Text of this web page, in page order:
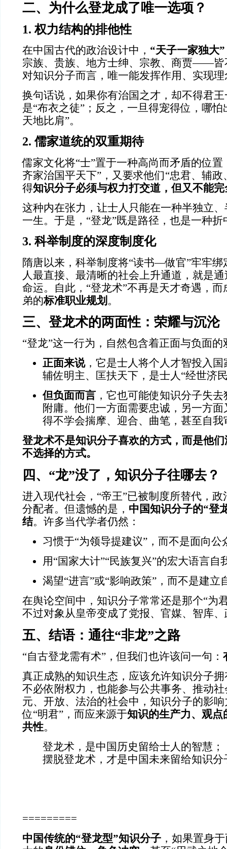
二、为什么登龙成了唯一选项？
1. 权力结构的排他性
在中国古代的政治设计中， “天子一家独大”
宗族、贵族、地方士绅、宗教、商贾——皆
对知识分子而言，唯一能发挥作用、实现
换句话说，如果你有治国之才，却不得君
是“布衣之徒”；反之，一旦得宠得位，哪怕
天地比肩”。
2. 儒家道统的双重期待
儒家文化将“士”置于一种高尚而矛盾的位置
齐家治国平天下”，又要求他们“忠君、辅政
得知识分子必须与权力打交道，但又不能
这种内在张力，让士人只能在一种半独立
一生。于是，“登龙”既是路径，也是一种
3. 科举制度的深度制度化
隋唐以来，科举制度将“读书—做官”牢牢绑
人最直接、最清晰的社会上升通道，就是
命运。自此，“登龙术”不再是天才奇遇，
弟的标准职业规划 。
三、登龙术的两面性：荣耀与沉沦
“登龙”这一行为，自然包含着正面与负面的
正面来说，它是士人将个人才智投入
辅佐明主、匡扶天下，是士人“经世济
但负面而言 ，它也可能使知识分子失
附庸。他们一方面需要忠诚，另一方
得不学会揣摩、迎合、曲笔，甚至自我
登龙术不是知识分子喜欢的方式，而是他
不选择的方式。
四、“龙”没了，知识分子往哪去？
进入现代社会，“帝王”已被制度所替代，
分配者。但遗憾的是， 中国知识分子的“登
结。许多当代学者仍然：
习惯于“为领导提建议”，而不是面向公
用“国家大计”“民族复兴”的宏大语言自
渴望“进言”或“影响政策”，而不是建立
在舆论空间中，知识分子常常还是那个“为
不过对象从皇帝变成了党报、官媒、智库
五、结语：通往“非龙”之路
“自古登龙需有术”，但我们也许该问一句：
真正成熟的知识生态，应该允许知识分子拥
不必依附权力，也能参与公共事务、推动
元、开放、法治的社会中，知识分子的影
位“明君”，而应来源于知识的生产力、观
共性。
登龙术，是中国历史留给士人的智慧；
摆脱登龙术，才是中国未来留给知识分
=========
中国传统的“登龙型”知识分子 ，如果置身